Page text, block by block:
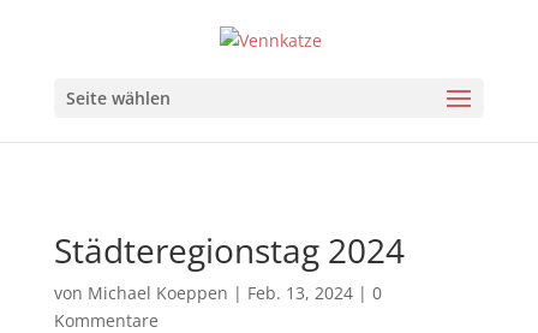
Seite wählen
Städteregionstag 2024
von Michael Koeppen | Feb. 13, 2024| 0
Kommentare